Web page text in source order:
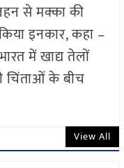
से मक्का की
इनकार, कहा –
में खाद्य तेलों
चिंताओं के बीच
View All